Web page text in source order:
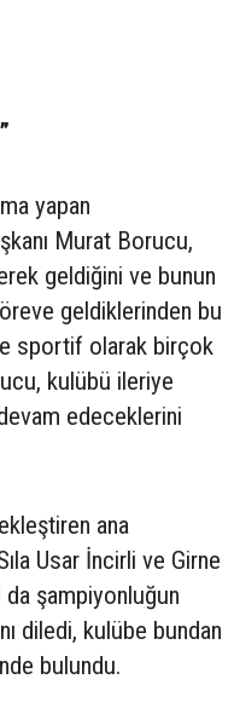
yapan
Murat Borucu,
geldiğini ve bunun
geldiklerinden bu
sportif olarak birçok
kulübü ileriye
edeceklerini
ana
Usar İncirli ve Girne
da şampiyonluğun
diledi, kulübe bundan
bulundu.